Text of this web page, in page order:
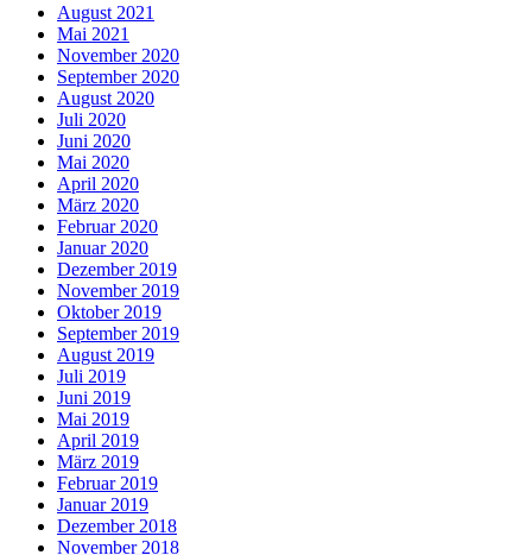
August 2021
Mai 2021
November 2020
September 2020
August 2020
Juli 2020
Juni 2020
Mai 2020
April 2020
März 2020
Februar 2020
Januar 2020
Dezember 2019
November 2019
Oktober 2019
September 2019
August 2019
Juli 2019
Juni 2019
Mai 2019
April 2019
März 2019
Februar 2019
Januar 2019
Dezember 2018
November 2018